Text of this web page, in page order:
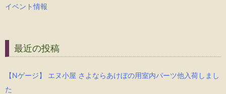
イベント情報
最近の投稿
【Nゲージ】 エヌ小屋 さよならあけぼの用室内パーツ他入荷しまし
た